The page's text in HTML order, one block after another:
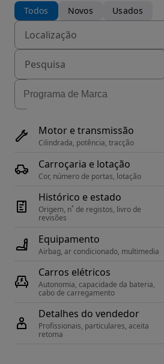
Todos
Novos Usados
Localização
Motor e transmissão
Cilindrada, potência, tracção
Carroçaria e lotação
Cor, número de portas, lotação
Histórico e estado
Origem, n˚ de registos, livro de
revisões
Equipamento
Airbag, ar condicionado, multimedia
Carros elétricos
Autonomia, capacidade da bateria,
cabo de carregamento
Detalhes do vendedor
Profissionais, particulares, aceita
retoma